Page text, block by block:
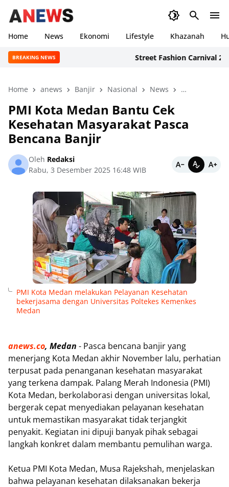
Home News Ekonomi Lifestyle Khazanah
BREAKING NEWS Street Fashion Carnival 2026:
Home anews Banjir Nasional News peristiwa
PMI Kota Medan Bantu Cek
Kesehatan Masyarakat Pasca
Bencana Banjir
Oleh Redaksi
Rabu, 3 Desember 2025 16:48 WIB
PMI Kota Medan melakukan Pelayanan Kesehatan
bekerjasama dengan Universitas Poltekes Kemenkes
Medan
anews.co, Medan - Pasca bencana banjir yang
menerjang Kota Medan akhir November lalu, perhatian
terpusat pada penanganan kesehatan masyarakat
yang terkena dampak. Palang Merah Indonesia (PMI)
Kota Medan, berkolaborasi dengan universitas lokal,
bergerak cepat menyediakan pelayanan kesehatan
untuk memastikan masyarakat tidak terjangkit
penyakit. Kegiatan ini dipuji banyak pihak sebagai
langkah konkret dalam membantu pemulihan warga.
Ketua PMI Kota Medan, Musa Rajekshah, menjelaskan
bahwa pelayanan kesehatan dilaksanakan bekerja